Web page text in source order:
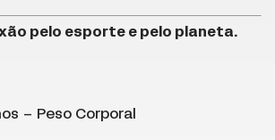
pelo esporte e pelo planeta.
– Peso Corporal